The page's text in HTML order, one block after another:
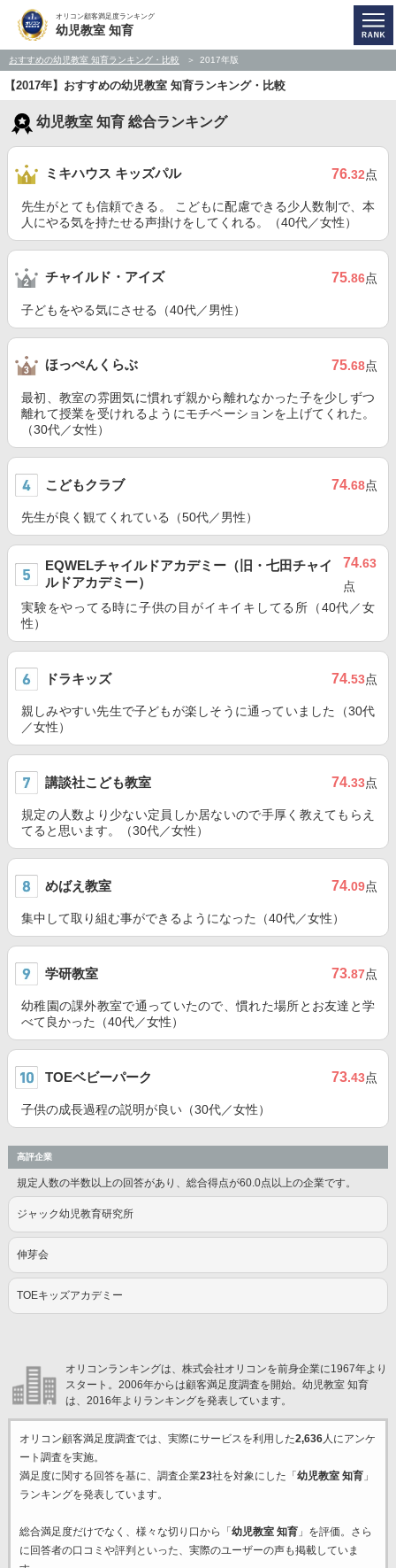
オリコン顧客満足度ランキング
幼児教室 知育
おすすめの幼児教室 知育ランキング・比較 2017年版
【2017年】おすすめの幼児教室 知育ランキング・比較
幼児教室 知育 総合ランキング
ミキハウス キッズパル 76.32点
先生がとても信頼できる。 こどもに配慮できる少人数制で、本
人にやる気を持たせる声掛けをしてくれる。（40代／女性）
チャイルド・アイズ 75.86点
子どもをやる気にさせる（40代／男性）
ほっぺんくらぶ 75.68点
最初、教室の雰囲気に慣れず親から離れなかった子を少しずつ
離れて授業を受けれるようにモチベーションを上げてくれた。
（30代／女性）
こどもクラブ 74.68点
先生が良く観てくれている（50代／男性）
EQWELチャイルドアカデミー（旧・七田チャイ
ルドアカデミー）
74.63
点
実験をやってる時に子供の目がイキイキしてる所（40代／女
性）
ドラキッズ 74.53点
親しみやすい先生で子どもが楽しそうに通っていました（30代
／女性）
講談社こども教室 74.33点
規定の人数より少ない定員しか居ないので手厚く教えてもらえ
てると思います。（30代／女性）
めばえ教室 74.09点
集中して取り組む事ができるようになった（40代／女性）
学研教室 73.87点
幼稚園の課外教室で通っていたので、慣れた場所とお友達と学
べて良かった（40代／女性）
TOEベビーパーク 73.43点
子供の成長過程の説明が良い（30代／女性）
高評企業
規定人数の半数以上の回答があり、総合得点が60.0点以上の企業です。
ジャック幼児教育研究所
伸芽会
TOEキッズアカデミー
オリコンランキングは、株式会社オリコンを前身企業に1967年より
スタート。2006年からは顧客満足度調査を開始。幼児教室 知育
は、2016年よりランキングを発表しています。
オリコン顧客満足度調査では、実際にサービスを利用した2,636人にアンケ
ート調査を実施。
満足度に関する回答を基に、調査企業23社を対象にした「 幼児教室 知育」
ランキングを発表しています。
総合満足度だけでなく、様々な切り口から「 幼児教室 知育」を評価。さら
に回答者の口コミや評判といった、実際のユーザーの声も掲載していま